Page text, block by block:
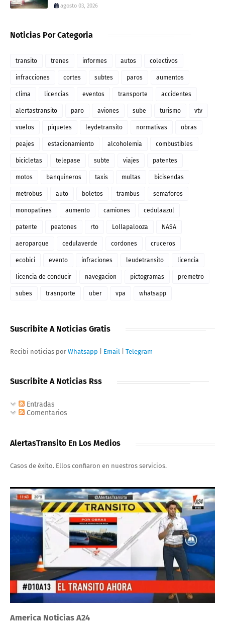
agosto 03, 2026
Noticias Por Categoria
transito trenes informes autos colectivos
infracciones cortes subtes paros aumentos
clima licencias eventos transporte accidentes
alertastransito paro aviones sube turismo vtv
vuelos piquetes leydetransito normativas obras
peajes estacionamiento alcoholemia combustibles
bicicletas telepase subte viajes patentes
motos banquineros taxis multas bicisendas
metrobus auto boletos trambus semaforos
monopatines aumento camiones cedulaazul
patente peatones rto Lollapalooza NASA
aeroparque cedulaverde cordones cruceros
ecobici evento infraciones leudetransito licencia
licencia de conducir navegacion pictogramas premetro
subes trasnporte uber vpa whatsapp
Suscribite A Noticias Gratis
Recibi noticias por Whatsapp Email Telegram
Suscribite A Noticias Rss
Entradas
Comentarios
AlertasTransito En Los Medios
Casos de éxito. Ellos confiaron en nuestros servicios.
America Noticias A24